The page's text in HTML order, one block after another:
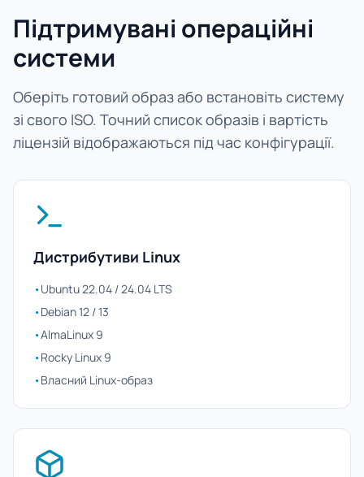
Підтримувані операційні
системи
Оберіть готовий образ або встановіть систему
зі свого ISO. Точний список образів і вартість
ліцензій відображаються під час конфігурації.
Дистрибутиви Linux
•Ubuntu 22.04 / 24.04 LTS
•Debian 12 / 13
•AlmaLinux 9
•Rocky Linux 9
•Власний Linux-образ